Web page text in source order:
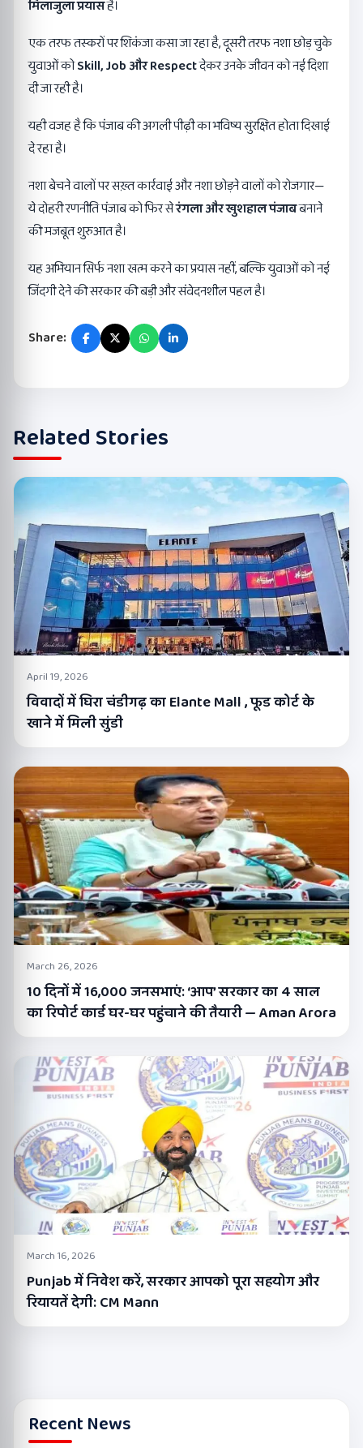
मिलाजुला प्रयासहै।
एक तरफ तस्करों पर शिकंजा कसा जा रहा है, दूसरी तरफ नशा छोड़ चुके
युवाओं कोSkill, Job औरRespectदेकर उनके जीवन को नई दिशा
दी जा रही है।
यही वजह है कि पंजाब की अगली पीढ़ी का भविष्य सुरक्षित होता दिखाई
दे रहा है।
नशा बेचने वालों पर सख़्त कार्रवाई और नशा छोड़ने वालों को रोजगार—
ये दोहरी रणनीति पंजाब को फिर सेरंगला और खुशहाल पंजाबबनाने
की मजबूत शुरुआत है।
यह अभियान सिर्फ नशा खत्म करने का प्रयास नहीं, बल्कि युवाओं को नई
जिंदगी देने की सरकार की बड़ी और संवेदनशील पहल है।
Share:
Related Stories
April 19, 2026
विवादों में घिरा चंडीगढ़ का Elante Mall , फूड कोर्ट के
खाने में मिली सुंडी
March 26, 2026
10 दिनों में 16,000 जनसभाएं: ‘आप’ सरकार का 4 साल
का रिपोर्ट कार्ड घर-घर पहुंचाने की तैयारी — Aman Arora
March 16, 2026
Punjab में निवेश करें, सरकार आपको पूरा सहयोग और
रियायतें देगी: CM Mann
Recent News